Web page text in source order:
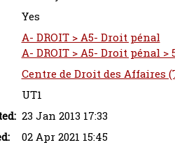
Yes
A- DROIT > A5- Droit pénal
A- DROIT > A5- Droit pénal
Centre de Droit des Affaires
UT1
23 Jan 2013 17:33
02 Apr 2021 15:45